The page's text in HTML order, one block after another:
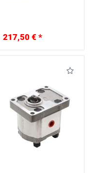
217,50 € *